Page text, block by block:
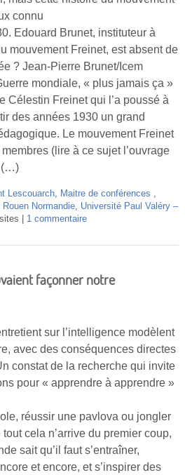
connu
Edouard Brunet, instituteur à
mouvement Freinet, est absent de
? Jean-Pierre Brunet/Icem
mondiale, « plus jamais ça »
Célestin Freinet qui l’a poussé à
des années 1930 un grand
Le mouvement Freinet
(lire à ce sujet l’ouvrage
(…)
Lescouarch, Maitre de conférences ,
Normandie, Université Paul Valéry –
1 commentaire
façonner notre
sur l’intelligence modèlent
avec des conséquences directes
constat de la recherche qui invite
pour « apprendre à apprendre »
réussir une pavlova ou jongler
cela n’arrive du premier coup,
sait qu’il faut s’entraîner,
et encore, et s’inspirer des